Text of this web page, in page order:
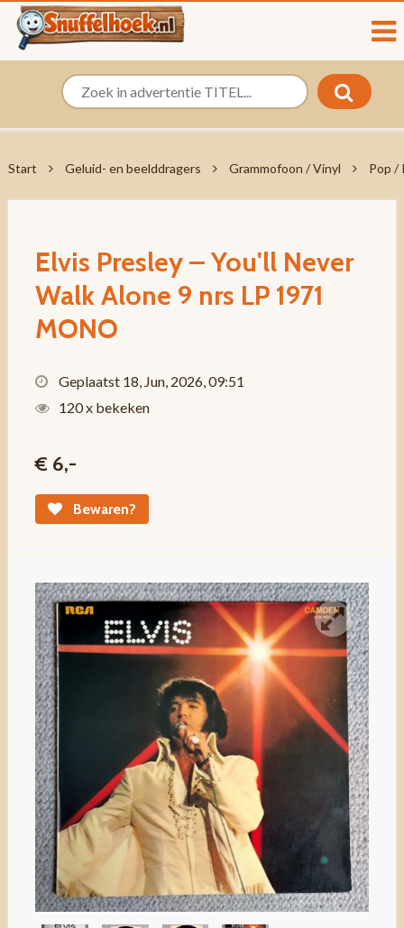
Start Geluid- en beelddragers Grammofoon / Vinyl Pop /
Elvis Presley – You'll Never
Walk Alone 9 nrs LP 1971
MONO
Geplaatst 18, Jun, 2026, 09:51
120 x bekeken
€ 6,-
Bewaren?